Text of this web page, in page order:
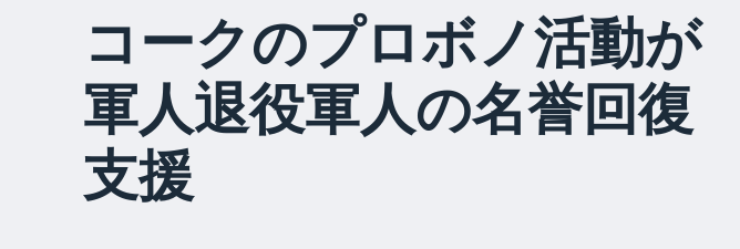
コークのプロボノ活動が
軍人退役軍人の名誉回復
支援